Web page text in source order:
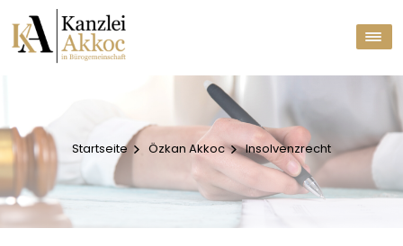
Startseite Özkan Akkoc Insolvenzrecht